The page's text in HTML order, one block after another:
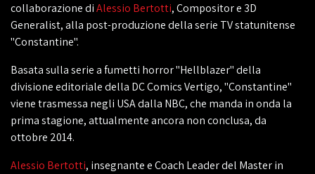
collaborazione diAlessio Bertotti, Compositor e 3D
Generalist, alla post-produzione della serie TV statunitense
"Constantine".
Basata sulla serie a fumetti horror "Hellblazer" della
divisione editoriale della DC Comics Vertigo, "Constantine"
viene trasmessa negli USA dalla NBC, che manda in onda la
prima stagione, attualmente ancora non conclusa, da
ottobre 2014.
Alessio Bertotti, insegnante e Coach Leader del Master in